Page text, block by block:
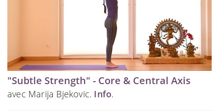
"Subtle Strength" - Core & Central Axis
avec Marija Bjekovic. Info.